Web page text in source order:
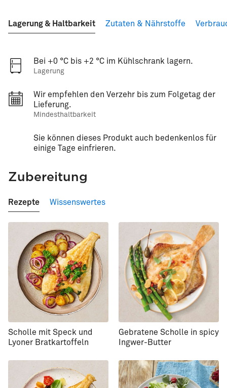
Lagerung & Haltbarkeit Zutaten & Nährstoffe
Bei +0 °C bis +2 °C im Kühlschrank lagern.
Lagerung
Wir empfehlen den Verzehr bis zum Folgetag der
Lieferung.
Mindesthaltbarkeit
Sie können dieses Produkt auch bedenkenlos für
einige Tage einfrieren.
Zubereitung
Rezepte Wissenswertes
Scholle mit Speck und
Lyoner Bratkartoffeln
Gebratene Scholle in spicy
Ingwer-Butter